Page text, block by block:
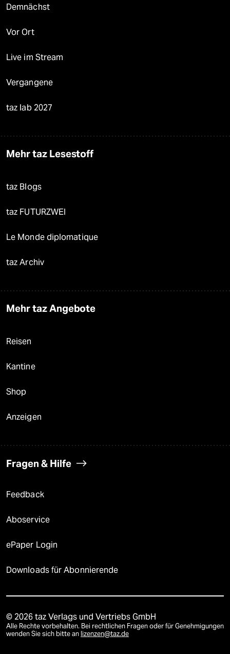
Demnächst
Vor Ort
Live im Stream
Vergangene
taz lab 2027
Mehr taz Lesestoff
taz Blogs
taz FUTURZWEI
Le Monde diplomatique
taz Archiv
Mehr taz Angebote
Reisen
Kantine
Shop
Anzeigen
Fragen & Hilfe
Feedback
Aboservice
ePaper Login
Downloads für Abonnierende
© 2026 taz Verlags und Vertriebs GmbH
Alle Rechte vorbehalten. Bei rechtlichen Fragen oder für Genehmigungen
wenden Sie sich bitte an lizenzen@taz.de